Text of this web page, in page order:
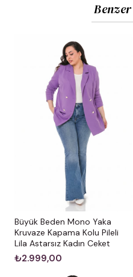
Büyük Beden Mono Yaka
Kruvaze Kapama Kolu Pileli
Lila Astarsız Kadın Ceket
₺2.999,00